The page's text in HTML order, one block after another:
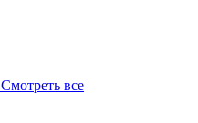
Смотреть все